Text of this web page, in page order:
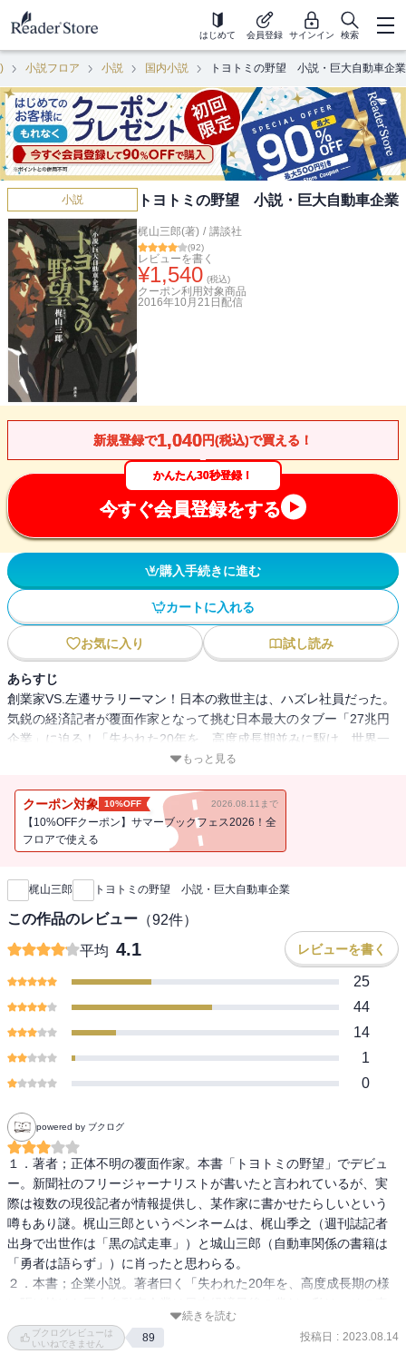
はじめて 会員登録 サインイン 検索
小説フロア 小説 国内小説 トヨトミの野望 小説・巨大自動車企業
小説 トヨトミの野望 小説・巨大自動車企業
梶山三郎(著) / 講談社
(92)
レビューを書く
¥1,540 (税込)
クーポン利用対象商品
2016年10月21日 配信
新規登録で1,040円(税込)で買える！
かんたん30秒登録！
今すぐ会員登録をする
購入手続きに進む
カートに入れる
お気に入り 試し読み
あらすじ
創業家VS.左遷サラリーマン！日本の救世主は、ハズレ社員だった。
気鋭の経済記者が覆面作家となって挑む日本最大のタブー「27兆円
企業」に迫る！「失われた20年を、高度成長期並みに駆け、世界一
となったあのトヨトミ自動車が潰れるときは、日本が終わるとき。
ノンフィクションではなく、小説を書きました」（梶山三郎）
もっと見る
クーポン対象 10%OFF 2026.08.11まで
【10%OFFクーポン】サマーブックフェス2026！全
フロアで使える
新刊通知
梶山三郎 トヨトミの野望 小説・巨大自動車企業
この作品のレビュー （92件）
平均 4.1 レビューを書く
25
44
14
1
0
powered by ブクログ
１．著者；正体不明の覆面作家。本書「トヨトミの野望」でデビュ
ー。新聞社のフリージャーナリストが書いたと言われているが、実
際は複数の現役記者が情報提供し、某作家に書かせたらしいという
噂もあり謎。梶山三郎というペンネームは、梶山季之（週刊誌記者
出身で出世作は「黒の試走車」）と城山三郎（自動車関係の書籍は
「勇者は語らず」）に肖ったと思わらる。
２．本書；企業小説。著者曰く「失われた20年を、高度成長期の様
実を伝える為に、ノンフィクションでなく、小説を書いた」。この
企業はトヨタ自動車と思われ、創業家と左遷サラリーマン社長の対
続きを読む
ブクログレビューは
いいねできません
89 投稿日 : 2023.08.14